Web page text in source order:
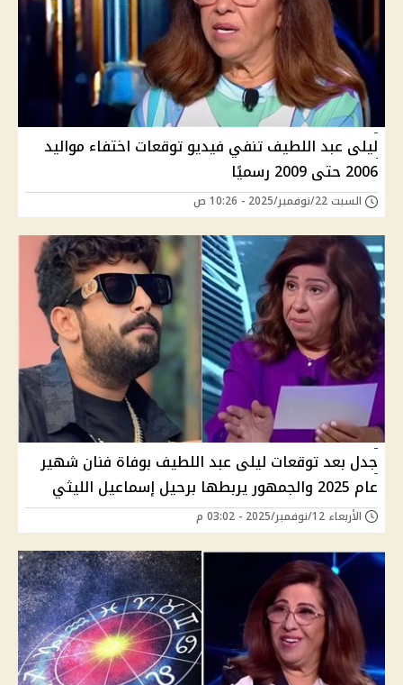
ليلى عبد اللطيف تنفي فيديو توقعات اختفاء مواليد
2006 حتى 2009 رسميًا
السبت 22/نوفمبر/2025 - 10:26 ص
جدل بعد توقعات ليلى عبد اللطيف بوفاة فنان شهير
عام 2025 والجمهور يربطها برحيل إسماعيل الليثي
الأربعاء 12/نوفمبر/2025 - 03:02 م